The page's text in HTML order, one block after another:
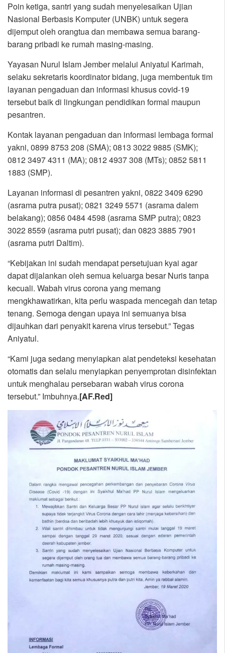
Poin ketiga, santri yang sudah menyelesaikan Ujian
Nasional Berbasis Komputer (UNBK) untuk segera
dijemput oleh orangtua dan membawa semua barang-
barang pribadi ke rumah masing-masing.
Yayasan Nurul Islam Jember melalui Aniyatul Karimah,
selaku sekretaris koordinator bidang, juga membentuk tim
layanan pengaduan dan informasi khusus covid-19
tersebut baik di lingkungan pendidikan formal maupun
pesantren.
Kontak layanan pengaduan dan informasi lembaga formal
yakni, 0899 8753 208 (SMA); 0813 3022 9885 (SMK);
0812 3497 4311 (MA); 0812 4937 308 (MTs); 0852 5811
1883 (SMP).
Layanan informasi di pesantren yakni, 0822 3409 6290
(asrama putra pusat); 0821 3249 5571 (asrama dalem
belakang); 0856 0484 4598 (asrama SMP putra); 0823
3022 8559 (asrama putri pusat); dan 0823 3885 7901
(asrama putri Daltim).
“Kebijakan ini sudah mendapat persetujuan kyai agar
dapat dijalankan oleh semua keluarga besar Nuris tanpa
kecuali. Wabah virus corona yang memang
mengkhawatirkan, kita perlu waspada mencegah dan tetap
tenang. Semoga dengan upaya ini semuanya bisa
dijauhkan dari penyakit karena virus tersebut.” Tegas
Aniyatul.
“Kami juga sedang menyiapkan alat pendeteksi kesehatan
otomatis dan selalu menyiapkan penyemprotan disinfektan
untuk menghalau persebaran wabah virus corona
tersebut.” Imbuhnya.[AF.Red]